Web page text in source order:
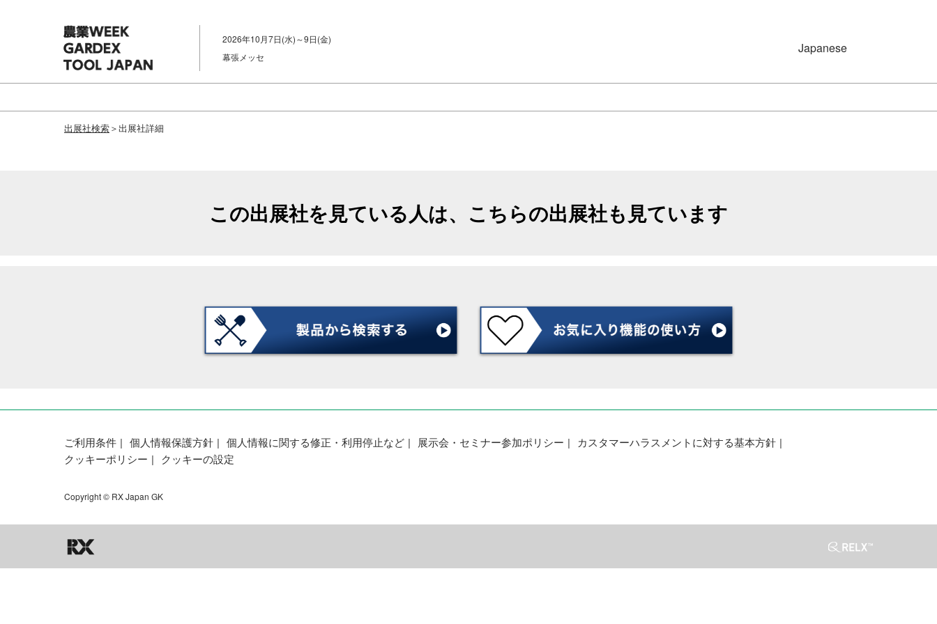
キ
ッ
プ
進
む
2026年10月7日(水)～9日(金)
幕張メッセ
Japanese
Simplified Chinese
出展社検索＞出展社詳細
この出展社を見ている人は、こちらの出展社も見ています
ご利用条件 個人情報保護方針 個人情報に関する修正・利用停止など 展示会・セミナー参加ポリシー
カスタマーハラスメントに対する基本方針
クッキーポリシー
クッキーの設定
Copyright © RX Japan GK